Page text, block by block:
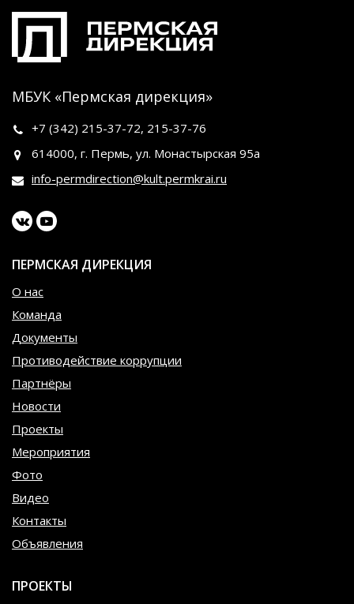
МБУК «Пермская дирекция»
+7 (342) 215-37-72, 215-37-76
614000, г. Пермь, ул. Монастырская 95а
info-permdirection@kult.permkrai.ru
ПЕРМСКАЯ ДИРЕКЦИЯ
О нас
Команда
Документы
Противодействие коррупции
Партнёры
Новости
Проекты
Мероприятия
Фото
Видео
Контакты
Объявления
ПРОЕКТЫ